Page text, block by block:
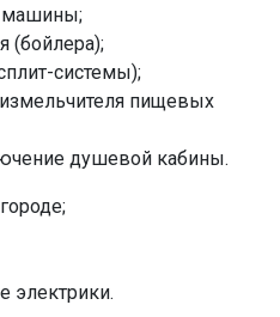
машины;
(бойлера);
системы);
пищевых
душевой кабины.
электрики.